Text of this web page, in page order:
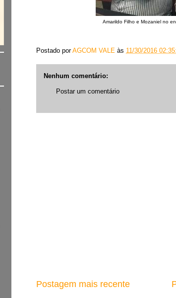
Amarildo Filho e Mozaniel no
Postado porAGCOM VALE às 11/30/2016
Nenhum comentário:
Postar um comentário
Postagem mais recente